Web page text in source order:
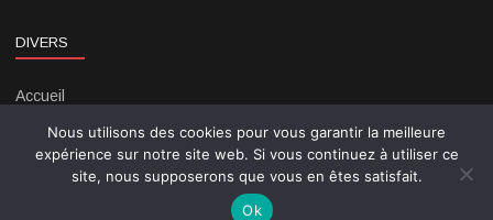
DIVERS
Accueil
Contact
Politique de confidentialité
Nous utilisons des cookies pour vous garantir la meilleure
expérience sur notre site web. Si vous continuez à utiliser ce
site, nous supposerons que vous en êtes satisfait.
Ok